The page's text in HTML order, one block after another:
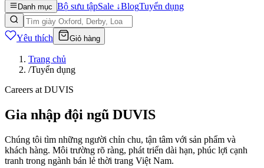
Danh mục Bộ sưu tậpSale ↓BlogTuyển dụng
Yêu thích Giỏ hàng
Trang chủ
/Tuyển dụng
Careers at DUVIS
Gia nhập đội ngũ DUVIS
Chúng tôi tìm những người chỉn chu, tận tâm với sản phẩm và
khách hàng. Môi trường rõ ràng, phát triển dài hạn, phúc lợi cạnh
tranh trong ngành bán lẻ thời trang Việt Nam.